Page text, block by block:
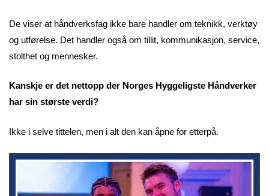
De viser at håndverksfag ikke bare handler om teknikk, verktøy
og utførelse. Det handler også om tillit, kommunikasjon, service,
stolthet og mennesker.
Kanskje er det nettopp der Norges Hyggeligste Håndverker
har sin største verdi?
Ikke i selve tittelen, men i alt den kan åpne for etterpå.